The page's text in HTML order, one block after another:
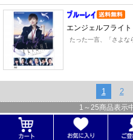
エンジェルフライ
たった一言、「さよ
1 2
1 ～ 25商品表示